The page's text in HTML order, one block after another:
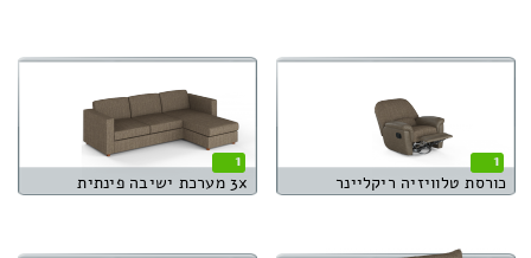
1
כורסת טלוויזיה ריקליינר
1
3x מערכת ישיבה פינתית